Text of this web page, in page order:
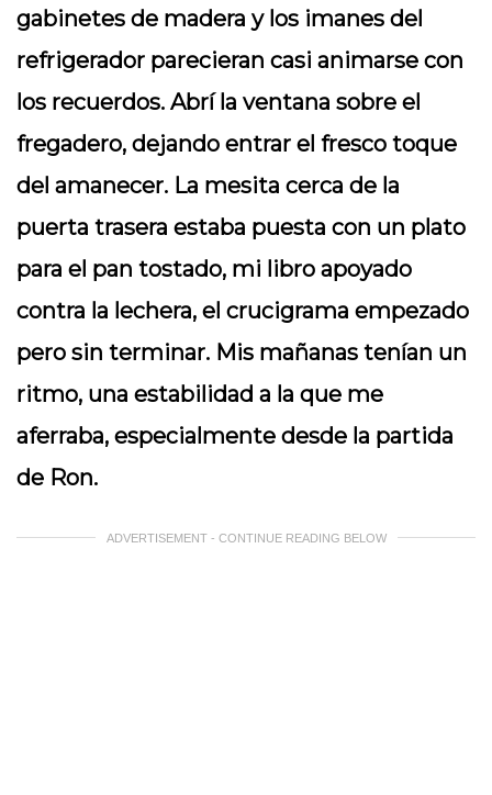
gabinetes de madera y los imanes del
refrigerador parecieran casi animarse con
los recuerdos. Abrí la ventana sobre el
fregadero, dejando entrar el fresco toque
del amanecer. La mesita cerca de la
puerta trasera estaba puesta con un plato
para el pan tostado, mi libro apoyado
contra la lechera, el crucigrama empezado
pero sin terminar. Mis mañanas tenían un
ritmo, una estabilidad a la que me
aferraba, especialmente desde la partida
de Ron.
ADVERTISEMENT - CONTINUE READING BELOW